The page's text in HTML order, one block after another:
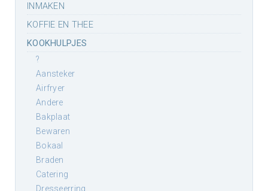
INMAKEN
KOFFIE EN THEE
KOOKHULPJES
?
aansteker
airfryer
andere
bakplaat
bewaren
bokaal
braden
catering
dresseerring